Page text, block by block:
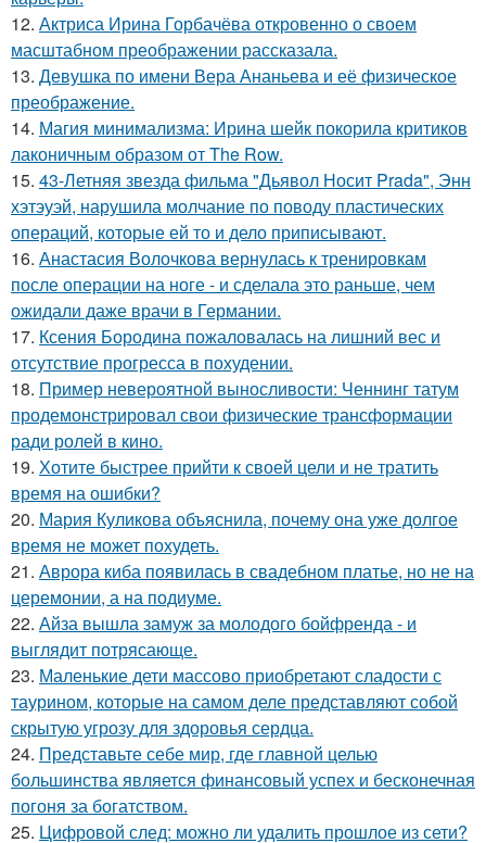
12. Актриса Ирина Горбачёва откровенно о своем
масштабном преображении рассказала.
13. Девушка по имени Вера Ананьева и её физическое
преображение.
14. Магия минимализма: Ирина шейк покорила критиков
лаконичным образом от The Row.
15. 43-Летняя звезда фильма "Дьявол Носит Prada", Энн
хэтэуэй, нарушила молчание по поводу пластических
операций, которые ей то и дело приписывают.
16. Анастасия Волочкова вернулась к тренировкам
после операции на ноге - и сделала это раньше, чем
ожидали даже врачи в Германии.
17. Ксения Бородина пожаловалась на лишний вес и
отсутствие прогресса в похудении.
18. Пример невероятной выносливости: Ченнинг татум
продемонстрировал свои физические трансформации
ради ролей в кино.
19. Хотите быстрее прийти к своей цели и не тратить
время на ошибки?
20. Мария Куликова объяснила, почему она уже долгое
время не может похудеть.
21. Аврора киба появилась в свадебном платье, но не на
церемонии, а на подиуме.
22. Айза вышла замуж за молодого бойфренда - и
выглядит потрясающе.
23. Маленькие дети массово приобретают сладости с
таурином, которые на самом деле представляют собой
скрытую угрозу для здоровья сердца.
24. Представьте себе мир, где главной целью
большинства является финансовый успех и бесконечная
погоня за богатством.
25. Цифровой след: можно ли удалить прошлое из сети?